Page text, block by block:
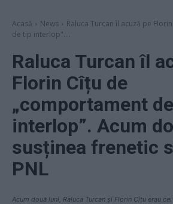
Acasă News
Raluca Turcan îl acuză pe
de tip interlop"....
Raluca Turcan îl
Florin Cîțu de
„comportament
interlop”. Acum
susținea frenetic
PNL
Acum două luni, Raluca Turcan și Florin Cîțu erau